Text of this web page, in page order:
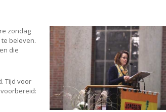
zondag
beleven.
die
Tijd voor